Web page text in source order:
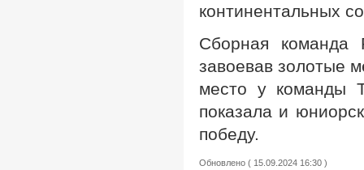
континентальных
Сборная команда
завоевав золотые
место у команды
показала и
победу.
Обновлено ( 15.09.2024 16:30 )